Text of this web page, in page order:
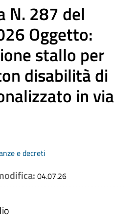
N. 287 del
Oggetto:
stallo per
disabilità di
in via
e decreti
04.07.26